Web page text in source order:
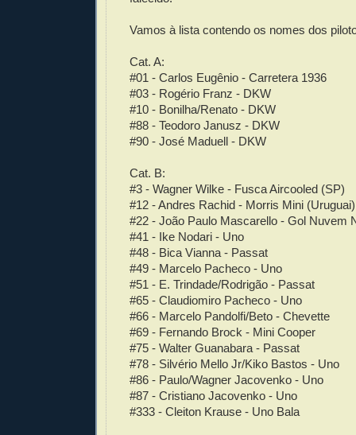
Vamos à lista contendo os nomes dos
Cat. A:
#01 - Carlos Eugênio - Carretera 1936
#03 - Rogério Franz - DKW
#10 - Bonilha/Renato - DKW
#88 - Teodoro Janusz - DKW
#90 - José Maduell - DKW
Cat. B:
#3 - Wagner Wilke - Fusca Aircooled (SP)
#12 - Andres Rachid - Morris Mini (Uruguai)
#22 - João Paulo Mascarello - Gol Nuvem
#41 - Ike Nodari - Uno
#48 - Bica Vianna - Passat
#49 - Marcelo Pacheco - Uno
#51 - E. Trindade/Rodrigão - Passat
#65 - Claudiomiro Pacheco - Uno
#66 - Marcelo Pandolfi/Beto - Chevette
#69 - Fernando Brock - Mini Cooper
#75 - Walter Guanabara - Passat
#78 - Silvério Mello Jr/Kiko Bastos - Uno
#86 - Paulo/Wagner Jacovenko - Uno
#87 - Cristiano Jacovenko - Uno
#333 - Cleiton Krause - Uno Bala